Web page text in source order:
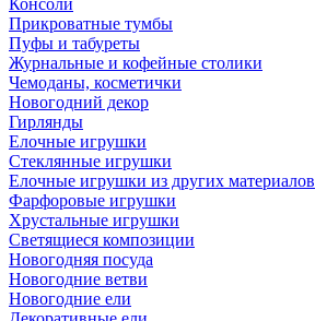
Консоли
Прикроватные тумбы
Пуфы и табуреты
Журнальные и кофейные столики
Чемоданы, косметички
Новогодний декор
Гирлянды
Елочные игрушки
Стеклянные игрушки
Елочные игрушки из других материалов
Фарфоровые игрушки
Хрустальные игрушки
Светящиеся композиции
Новогодняя посуда
Новогодние ветви
Новогодние ели